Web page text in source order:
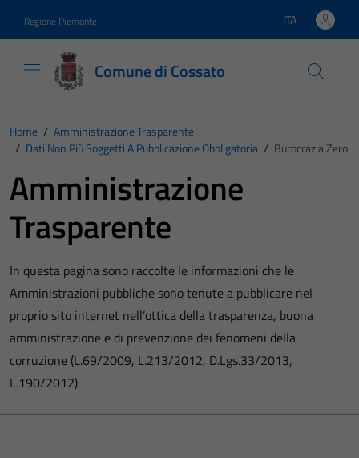
Regione Piemonte Lingua attiva:
ITA
Comune di Cossato
Home / Amministrazione Trasparente
/ Dati Non Più Soggetti A Pubblicazione Obbligatoria / Burocrazia Zero
Amministrazione
Trasparente
In questa pagina sono raccolte le informazioni che le
Amministrazioni pubbliche sono tenute a pubblicare nel
proprio sito internet nell’ottica della trasparenza, buona
amministrazione e di prevenzione dei fenomeni della
corruzione (L.69/2009, L.213/2012, D.Lgs.33/2013,
L.190/2012).